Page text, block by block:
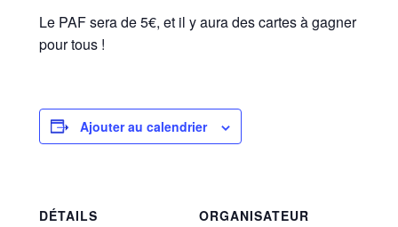
Le PAF sera de 5€, et il y aura des cartes à gagner
pour tous !
Ajouter au calendrier
DÉTAILS
ORGANISATEUR